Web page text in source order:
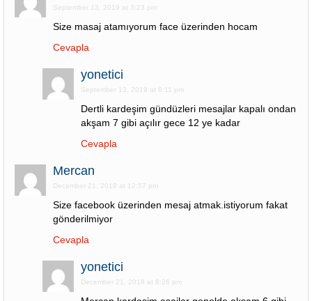
September 13, 2019 at 3:23 pm
Size masaj atamıyorum face üzerinden hocam
Cevapla
yonetici
September 13, 2019 at 6:11 pm
Dertli kardeşim gündüzleri mesajlar kapalı ondan
akşam 7 gibi açılır gece 12 ye kadar
Cevapla
Mercan
December 21, 2018 at 12:57 pm
Size facebook üzerinden mesaj atmak.istiyorum fakat
gönderilmiyor
Cevapla
yonetici
December 21, 2018 at 8:26 pm